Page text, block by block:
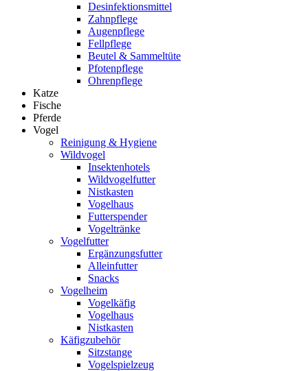
Desinfektionsmittel
Zahnpflege
Augenpflege
Fellpflege
Beutel & Sammeltüte
Pfotenpflege
Ohrenpflege
Katze
Fische
Pferde
Vogel
Reinigung & Hygiene
Wildvogel
Insektenhotels
Wildvogelfutter
Nistkasten
Vogelhaus
Futterspender
Vogeltränke
Vogelfutter
Ergänzungsfutter
Alleinfutter
Snacks
Vogelheim
Vogelkäfig
Vogelhaus
Nistkasten
Käfigzubehör
Sitzstange
Vogelspielzeug